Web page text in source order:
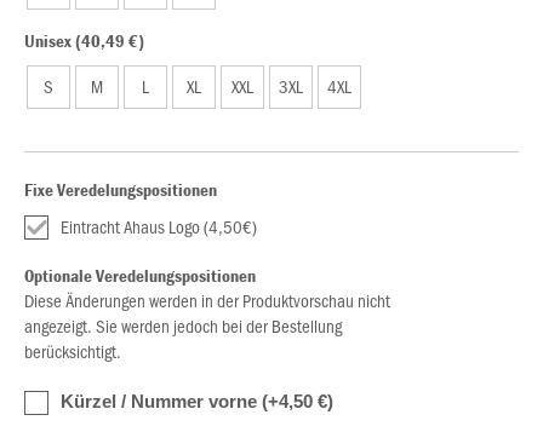
Unisex (40,49 €)
S M L XL XXL 3XL 4XL
Fixe Veredelungspositionen
Eintracht Ahaus Logo (4,50€)
Optionale Veredelungspositionen
Diese Änderungen werden in der Produktvorschau nicht
angezeigt. Sie werden jedoch bei der Bestellung
berücksichtigt.
Kürzel / Nummer vorne (+4,50 €)